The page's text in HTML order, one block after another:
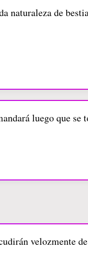
naturaleza de
luego que
velozmente